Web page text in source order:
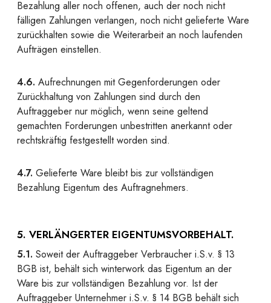
Bezahlung aller noch offenen, auch der noch nicht
fälligen Zahlungen verlangen, noch nicht gelieferte Ware
zurückhalten sowie die Weiterarbeit an noch laufenden
Aufträgen einstellen.
4.6. Aufrechnungen mit Gegenforderungen oder
Zurückhaltung von Zahlungen sind durch den
Auftraggeber nur möglich, wenn seine geltend
gemachten Forderungen unbestritten anerkannt oder
rechtskräftig festgestellt worden sind.
4.7. Gelieferte Ware bleibt bis zur vollständigen
Bezahlung Eigentum des Auftragnehmers.
5. VERLÄNGERTER EIGENTUMSVORBEHALT.
5.1. Soweit der Auftraggeber Verbraucher i.S.v. § 13
BGB ist, behält sich winterwork das Eigentum an der
Ware bis zur vollständigen Bezahlung vor. Ist der
Auftraggeber Unternehmer i.S.v. § 14 BGB behält sich